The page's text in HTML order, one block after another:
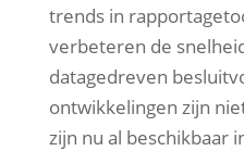
trends in
verbeteren de
datagedreven
ontwikkelingen zijn
zijn nu al beschikbaar